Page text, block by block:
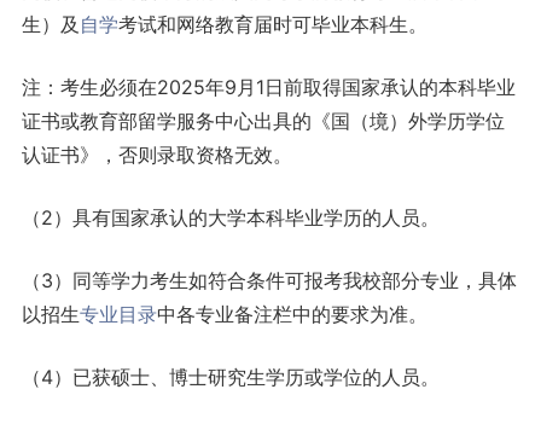
生）及 自学考试和网络教育届时可毕业本科生。
注：考生必须在2025年9月1日前取得国家承认的本科毕业
证书或教育部留学服务中心出具的《国（境）外学历学位
认证书》，否则录取资格无效。
（2）具有国家承认的大学本科毕业学历的人员。
（3）同等学力考生如符合条件可报考我校部分专业，具体
以招生专业目录中各专业备注栏中的要求为准。
（4）已获硕士、博士研究生学历或学位的人员。